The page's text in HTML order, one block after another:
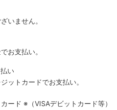
いません。
お支払い。
い
ットカードでお支払い。
ード ※（VISAデビットカード等）